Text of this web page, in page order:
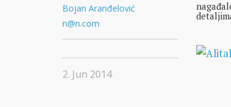
Bojan Aranđelović
n@n.com
2. Jun 2014